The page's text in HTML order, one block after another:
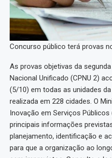
Concurso público terá provas
As provas objetivas da
Nacional Unificado (CPNU 2)
(5/10) em todas as unidades
realizada em 228 cidades. O
Inovação em Serviços
principais informações
planejamento, identificação e
para que a organização ao